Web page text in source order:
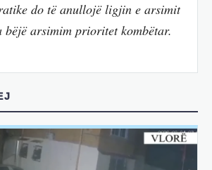
do të anullojë ligjin e arsimit
bëjë arsimim prioritet kombëtar.